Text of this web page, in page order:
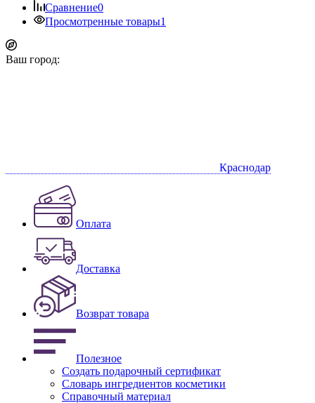
Сравнение0
Просмотренные товары1
Ваш город:
Краснодар
Оплата
Доставка
Возврат товара
Полезное
Создать подарочный сертификат
Словарь ингредиентов косметики
Справочный материал